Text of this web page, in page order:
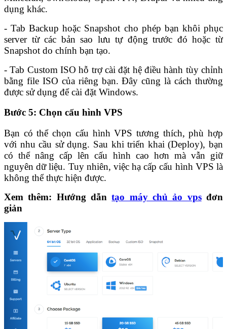
dụng khác.
- Tab Backup hoặc Snapshot cho phép bạn khôi phục
server từ các bản sao lưu tự động trước đó hoặc từ
Snapshot do chính bạn tạo.
- Tab Custom ISO hỗ trợ cài đặt hệ điều hành tùy chỉnh
bằng file ISO của riêng bạn. Đây cũng là cách thường
được sử dụng để cài đặt Windows.
Bước 5: Chọn cấu hình VPS
Bạn có thể chọn cấu hình VPS tương thích, phù hợp
với nhu cầu sử dụng. Sau khi triển khai (Deploy), bạn
có thể nâng cấp lên cấu hình cao hơn mà vẫn giữ
nguyên dữ liệu. Tuy nhiên, việc hạ cấp cấu hình VPS là
không thể thực hiện được.
Xem thêm: Hướng dẫntạo máy chủ ảo vpsđơn
giản